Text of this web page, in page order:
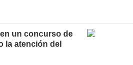
un concurso de
la atención del